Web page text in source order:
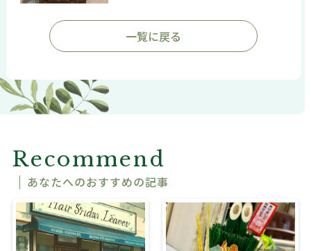
一覧に戻る
Recommend
あなたへのおすすめの記事